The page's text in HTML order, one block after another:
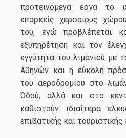
προτεινόμενα έργα το
επαρκείς χερσαίους
του, ενώ προβλέπεται
εξυπηρέτηση και τον
εγγύτητα του λιμανιού με
Αθηνών και η εύκολη
του αεροδρομίου στο
Οδού, αλλά και στο
καθιστούν ιδιαίτερα
επιβατικής και τουριστικής